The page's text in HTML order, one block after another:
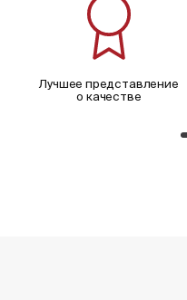
Лучшее представление
о качестве